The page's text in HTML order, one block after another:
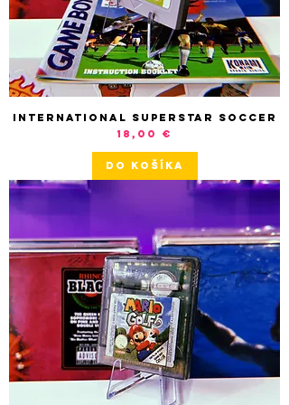
International Superstar Soccer
Cena
18,00 €
DO KOŠÍKA